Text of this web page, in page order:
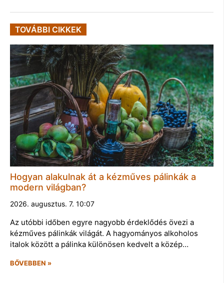
TOVÁBBI CIKKEK
Hogyan alakulnak át a kézműves pálinkák a
modern világban?
2026. augusztus. 7. 10:07
Az utóbbi időben egyre nagyobb érdeklődés övezi a
kézműves pálinkák világát. A hagyományos alkoholos
italok között a pálinka különösen kedvelt a közép…
BŐVEBBEN »